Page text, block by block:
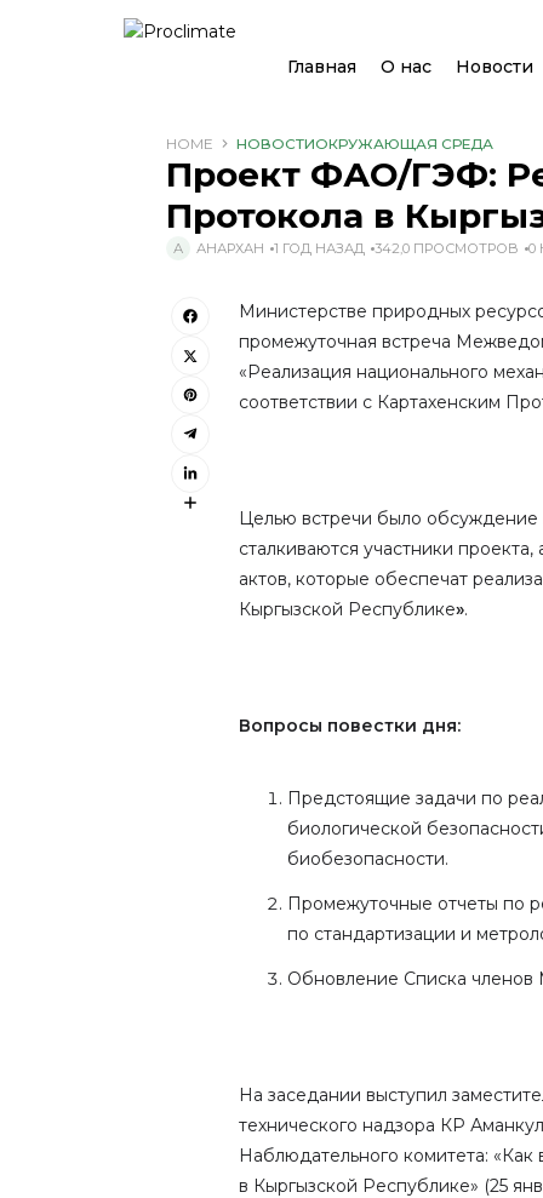
Главная О нас Новости
HOME НОВОСТИОКРУЖАЮЩАЯ СРЕДА
Проект ФАО/ГЭФ:
Протокола в
АНАРХАН 1 ГОД НАЗАД 342,0 ПРОСМОТРОВ 0
Министерстве природных
промежуточная встреча
«Реализация национального
соответствии с Картахенским
Целью встречи было
сталкиваются участники
актов, которые обеспечат
Кыргызской Республике».
Вопросы повестки дня:
Предстоящие задачи по
биологической
биобезопасности.
Промежуточные отчеты по
по стандартизации и
Обновление Списка
На заседании выступил
технического надзора КР
Наблюдательного комитета:
в Кыргызской Республике» (25